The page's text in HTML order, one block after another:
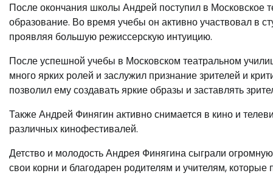
После окончания школы Андрей поступил в Московское
образование. Во время учебы он активно участвовал в
проявляя большую режиссерскую интуицию.
После успешной учебы в Московском театральном
много ярких ролей и заслужил признание зрителей и
позволил ему создавать яркие образы и заставлять
Также Андрей Финягин активно снимается в кино и
различных кинофестивалей.
Детство и молодость Андрея Финягина сыграли
свои корни и благодарен родителям и учителям,